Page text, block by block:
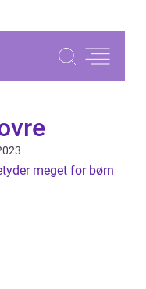
meget for børn